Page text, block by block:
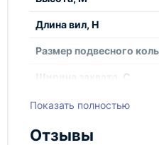
Длина вил, Н
Размер подвесного
Ширина захвата, С
Вес
Показать полностью
Отзывы